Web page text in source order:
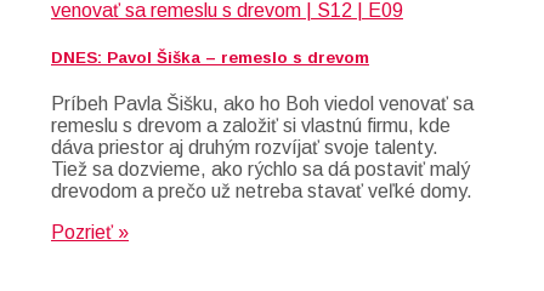
DNES: Pavol Šiška – remeslo s drevom
Príbeh Pavla Šišku, ako ho Boh viedol venovať sa
remeslu s drevom a založiť si vlastnú firmu, kde
dáva priestor aj druhým rozvíjať svoje talenty.
Tiež sa dozvieme, ako rýchlo sa dá postaviť malý
drevodom a prečo už netreba stavať veľké domy.
Pozrieť »